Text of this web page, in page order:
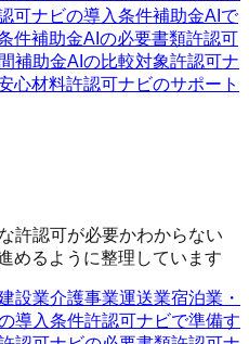
可ナビの導入条件補助金AIで
件補助金AIの必要書類許認可
補助金AIの比較対象許認可ナ
心材料許認可ナビのサポート
許認可が必要かわからない
めるように整理しています
設業介護事業運送業宿泊業・
導入条件許認可ナビで準備す